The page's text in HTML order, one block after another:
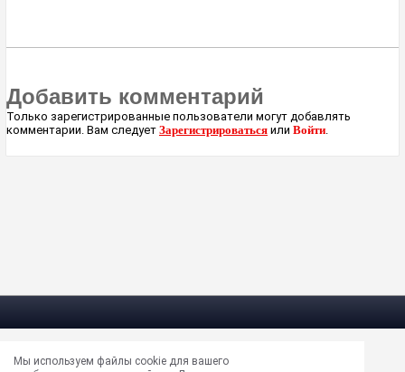
Добавить комментарий
Только зарегистрированные пользователи могут добавлять
комментарии. Вам следует Зарегистрироваться или Войти.
Мы используем файлы cookie для вашего